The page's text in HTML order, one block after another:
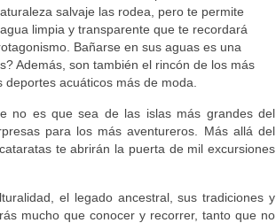
salvaje las rodea, pero te permite
limpia y transparente que te recordará
Bañarse en sus aguas es una
Además, son también el rincón de los más
acuáticos más de moda.
no es que sea de las islas más grandes del
para los más aventureros. Más allá del
te abrirán la puerta de mil excursiones
el legado ancestral, sus tradiciones y
mucho que conocer y recorrer, tanto que no